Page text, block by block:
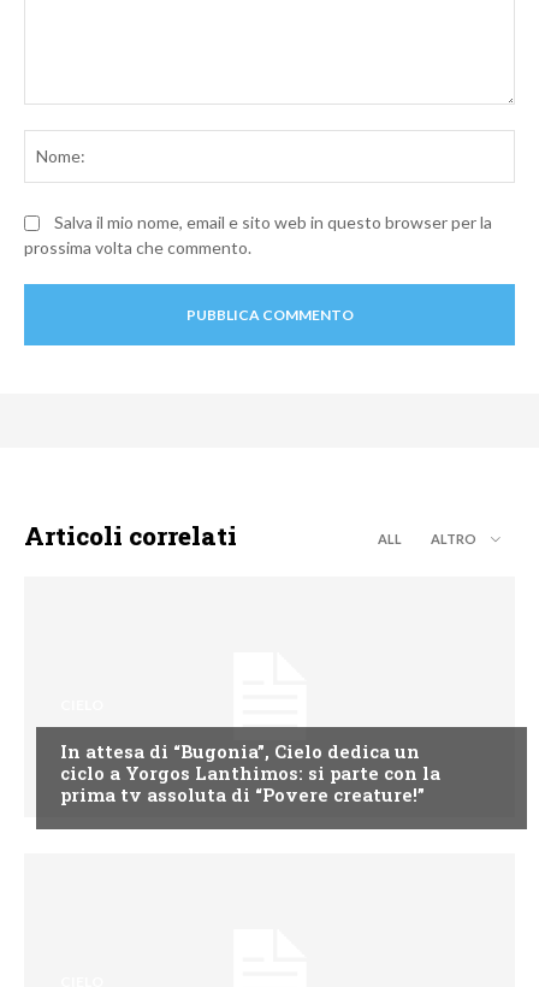
Salva il mio nome, email e sito web in questo browser per la
prossima volta che commento.
Articoli correlati ALL ALTRO
In attesa di “Bugonia”, Cielo dedica un
ciclo a Yorgos Lanthimos: si parte con la
prima tv assoluta di “Povere creature!”